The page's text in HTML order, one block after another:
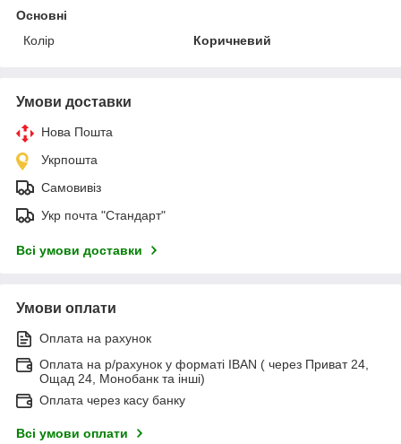
Основні
Колір
Коричневий
Умови доставки
Нова Пошта
Укрпошта
Самовивіз
Укр почта "Стандарт"
Всі умови доставки
Умови оплати
Оплата на рахунок
Оплата на р/рахунок у форматі IBAN ( через Приват 24,
Ощад 24, Монобанк та інші)
Оплата через касу банку
Всі умови оплати